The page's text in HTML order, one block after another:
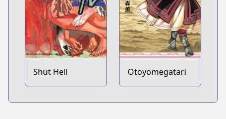
Shut Hell Otoyomegatari